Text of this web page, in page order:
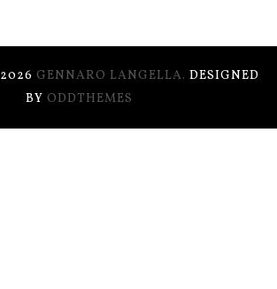
2026 GENNARO LANGELLA. DESIGNED
BY ODDTHEMES